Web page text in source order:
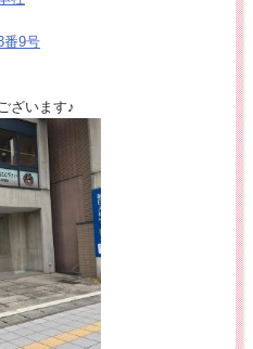
番9号
ざいます♪